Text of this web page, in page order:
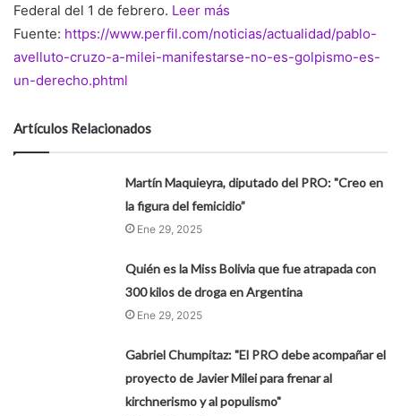
Federal del 1 de febrero. Leer más
Fuente: https://www.perfil.com/noticias/actualidad/pablo-
avelluto-cruzo-a-milei-manifestarse-no-es-golpismo-es-
un-derecho.phtml
Artículos Relacionados
Martín Maquieyra, diputado del PRO: "Creo en
la figura del femicidio”
Ene 29, 2025
Quién es la Miss Bolivia que fue atrapada con
300 kilos de droga en Argentina
Ene 29, 2025
Gabriel Chumpitaz: "El PRO debe acompañar el
proyecto de Javier Milei para frenar al
kirchnerismo y al populismo"